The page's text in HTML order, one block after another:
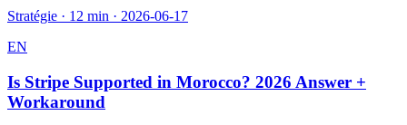
Stratégie · 12 min · 2026-06-17
EN
Is Stripe Supported in Morocco? 2026 Answer +
Workaround